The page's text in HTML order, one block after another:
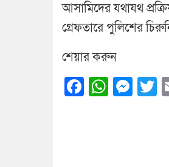
আসামিদের যথাযথ
গ্রেফতারে পুলিশের
শেয়ার করুন